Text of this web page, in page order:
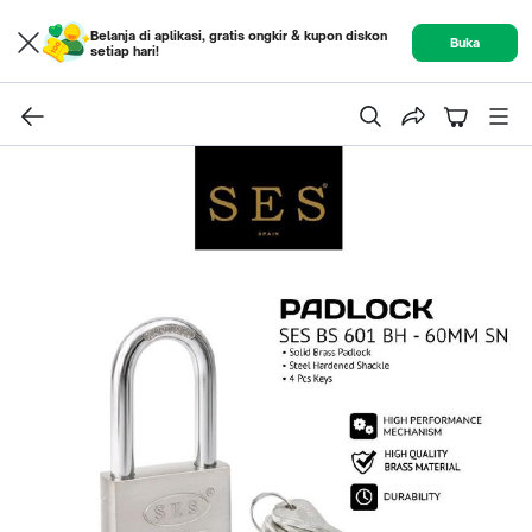
Belanja di aplikasi, gratis ongkir & kupon diskon
setiap hari!
Buka